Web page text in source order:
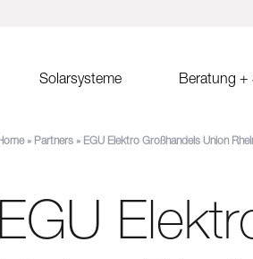
Solarsysteme
MSP Gründach
MSP Flachdach Süd
Beratung +
» Partners » EGU Elektro Großhandels Union
EGU